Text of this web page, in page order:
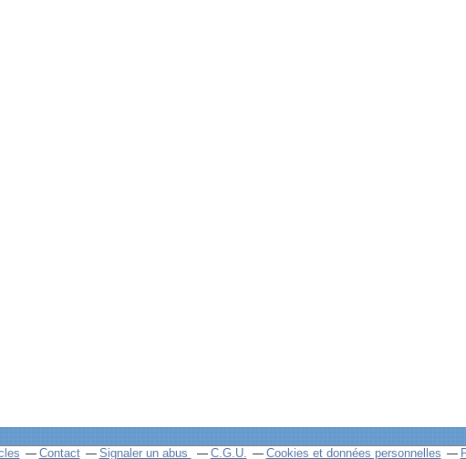
Contact Signaler un abus C.G.U. Cookies et données personnelles